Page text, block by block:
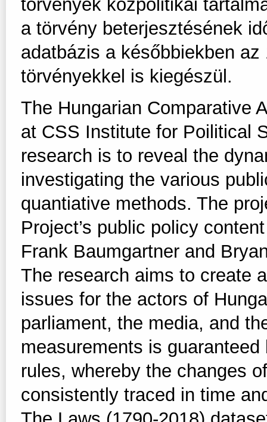
törvények közpolitikai
a törvény beterjesztésének
adatbázis a későbbiekben
törvényekkel is kiegészül.
The Hungarian Comparative
at CSS Institute for Poilitical
research is to reveal the
investigating the various
quantiative methods. The
Project’s public policy
Frank Baumgartner and
The research aims to create
issues for the actors of
parliament, the media, and
measurements is
rules, whereby the changes
consistently traced in time